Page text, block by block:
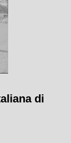
di